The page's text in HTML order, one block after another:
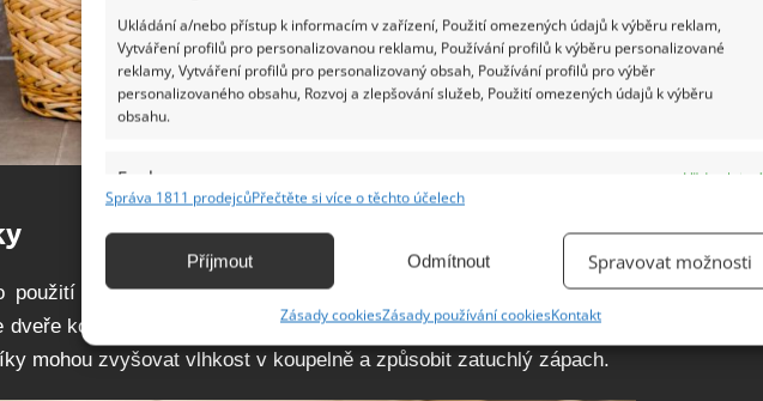
Ukládání a/nebo přístup k informacím v zařízení, Použití omezených údajů k výběru reklam,
Vytváření profilů pro personalizovanou reklamu, Používání profilů k výběru personalizované
reklamy, Vytváření profilů pro personalizovaný obsah, Používání profilů pro výběr
personalizovaného obsahu, Rozvoj a zlepšování služeb, Použití omezených údajů k výběru
obsahu.
Funkce
Vždy aktivní
Identifikace zařízení na základě automaticky přenášených informací.
základě aktivně vyžádaných informací.
Správa 1811 prodejcůPřečtěte si více o těchto účelech
Příjmout Odmítnout Spravovat možnosti
Zásady cookiesZásady používání cookiesKontakt
použití vysušit mimo koupelnu, pokud není jiná možnost, zapněte
dveře koupelny. Některé ručníky bývají z materiálů, který hůř usychá
mohou zvyšovat vlhkost v koupelně a způsobit zatuchlý zápach.